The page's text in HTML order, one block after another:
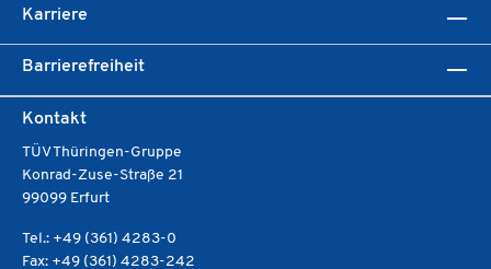
Karriere
Barrierefreiheit
Kontakt
TÜV Thüringen-Gruppe
Konrad-Zuse-Straße 21
99099 Erfurt
Tel.: +49 (361) 4283-0
Fax: +49 (361) 4283-242